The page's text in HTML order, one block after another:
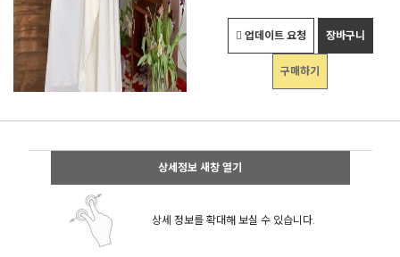
업데이트 요청 장바구니
구매하기
상세정보 새창 열기
상세 정보를 확대해 보실 수 있습니다.